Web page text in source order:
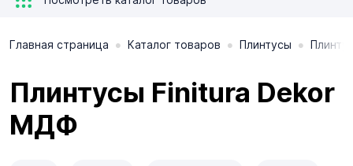
Главная страница • Каталог товаров • Плинтусы •
Плинтусы Finitura Dekor
МДФ